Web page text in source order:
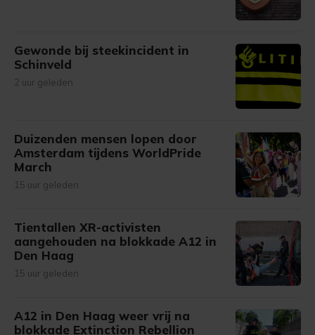
Gewonde bij steekincident in
Schinveld
2 uur geleden
Duizenden mensen lopen door
Amsterdam tijdens WorldPride
March
15 uur geleden
Tientallen XR-activisten
aangehouden na blokkade A12 in
Den Haag
15 uur geleden
A12 in Den Haag weer vrij na
blokkade Extinction Rebellion